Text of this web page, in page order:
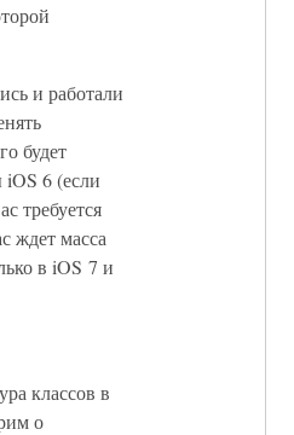
и работали
будет
6 (если
требуется
ждет масса
в iOS 7 и
классов в
о